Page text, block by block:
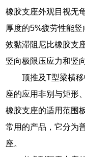
橡胶支座外观目视无
厚度的5%疲劳性能
效黏滞阻尼比橡胶支
竖向极限压应力和竖
顶推及T型梁横
座的应用非别与矩形
橡胶支座的适用范围
常用的产品，它分为
座。